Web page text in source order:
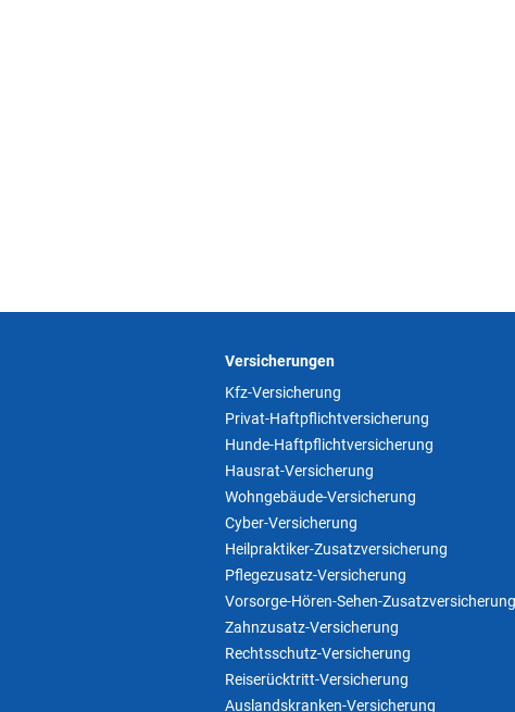
Versicherungen
Kfz-Versicherung
Privat-Haftpflichtversicherung
Hunde-Haftpflichtversicherung
Hausrat-Versicherung
Wohngebäude-Versicherung
Cyber-Versicherung
Heilpraktiker-Zusatzversicherung
Pflegezusatz-Versicherung
Vorsorge-Hören-Sehen-Zusatzversicherung
Zahnzusatz-Versicherung
Rechtsschutz-Versicherung
Reiserücktritt-Versicherung
Auslandskranken-Versicherung